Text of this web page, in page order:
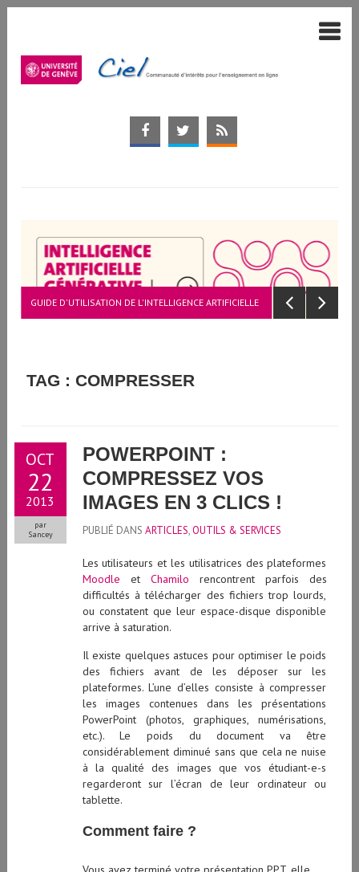
GUIDE D'UTILISATION DE L'INTELLIGENCE ARTIFICIELLE
TAG : COMPRESSER
OCT
22
2013
par
Sancey
POWERPOINT :
COMPRESSEZ VOS
IMAGES EN 3 CLICS !
PUBLIÉ DANS ARTICLES,OUTILS & SERVICES
Les utilisateurs et les utilisatrices des plateformes
Moodle et Chamilo rencontrent parfois des
difficultés à télécharger des fichiers trop lourds,
ou constatent que leur espace-disque disponible
arrive à saturation.
Il existe quelques astuces pour optimiser le poids
des fichiers avant de les déposer sur les
plateformes. L’une d’elles consiste à compresser
les images contenues dans les présentations
PowerPoint (photos, graphiques, numérisations,
etc.). Le poids du document va être
considérablement diminué sans que cela ne nuise
à la qualité des images que vos étudiant-e-s
regarderont sur l’écran de leur ordinateur ou
tablette.
Comment faire ?